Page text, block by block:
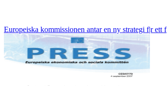
Europeiska kommissionen antar en ny strategi f|r ett f